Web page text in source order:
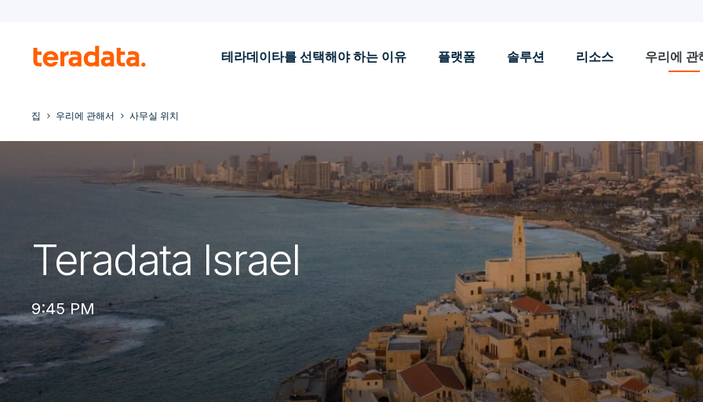
테라데이타를 선택해야 하는 이유 플랫폼 솔루션 리소스 우리에 관
집 우리에 관해서 사무실 위치
Teradata Israel
9:45 PM